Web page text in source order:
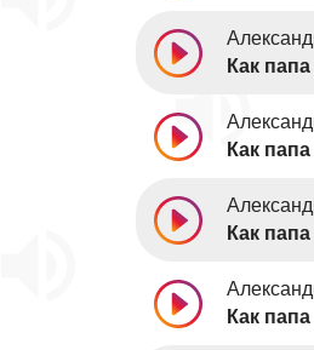
Как
Как
Как
Как